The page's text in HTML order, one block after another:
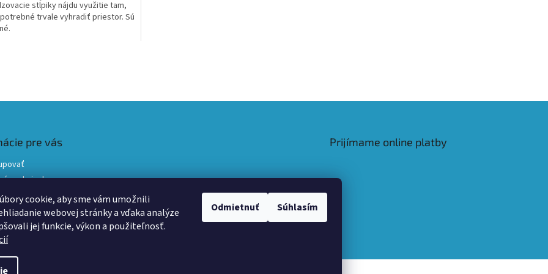
cookie, aby sme vám umožnili
webovej stránky a vďaka analýze
jej funkcie, výkon a použiteľnosť.
Odmietnuť Súhlasím
stĺpiky nájdu využitie tam,
trvale vyhradiť priestor. Sú
d
k
y
v
pre vás
podmienky
ochrany osobných údajov
a výmena
Prijímame online platby